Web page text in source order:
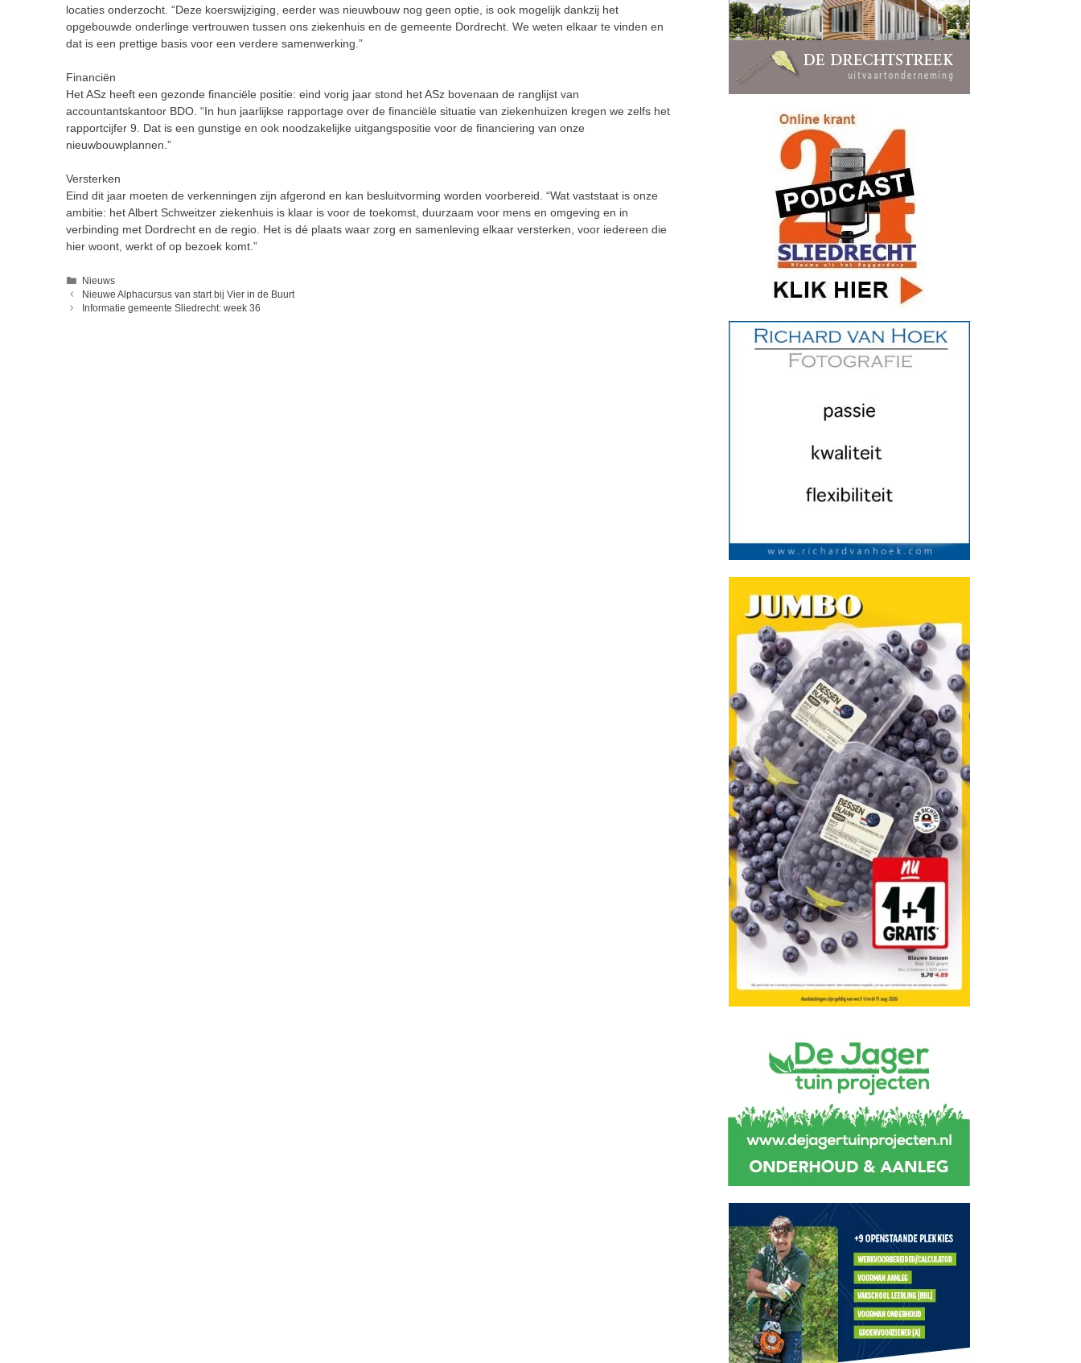
locaties onderzocht. “Deze koerswijziging, eerder was nieuwbouw nog geen optie, is ook mogelijk dankzij het
opgebouwde onderlinge vertrouwen tussen ons ziekenhuis en de gemeente Dordrecht. We weten elkaar te vinden en
dat is een prettige basis voor een verdere samenwerking.”
Financiën
Het ASz heeft een gezonde financiële positie: eind vorig jaar stond het ASz bovenaan de ranglijst van
accountantskantoor BDO. “In hun jaarlijkse rapportage over de financiële situatie van ziekenhuizen kregen we zelfs het
rapportcijfer 9. Dat is een gunstige en ook noodzakelijke uitgangspositie voor de financiering van onze
nieuwbouwplannen.”
Versterken
Eind dit jaar moeten de verkenningen zijn afgerond en kan besluitvorming worden voorbereid. “Wat vaststaat is onze
ambitie: het Albert Schweitzer ziekenhuis is klaar is voor de toekomst, duurzaam voor mens en omgeving en in
verbinding met Dordrecht en de regio. Het is dé plaats waar zorg en samenleving elkaar versterken, voor iedereen die
hier woont, werkt of op bezoek komt.”
Categorieën
Nieuws
Nieuwe Alphacursus van start bij Vier in de Buurt
Informatie gemeente Sliedrecht: week 36